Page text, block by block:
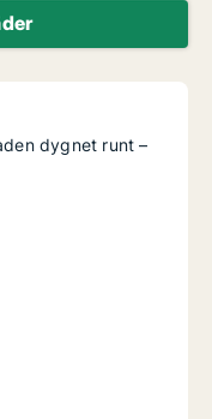
dygnet runt –